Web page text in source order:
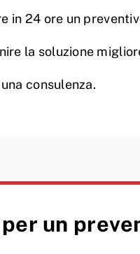
in 24 ore un
la soluzione
consulenza.
un